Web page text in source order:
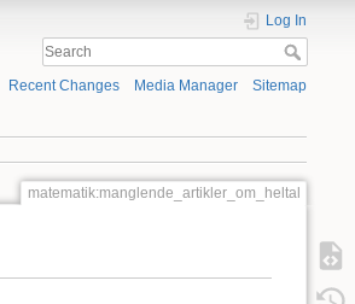
Log In
Recent Changes Media Manager Sitemap
matematik:manglende_artikler_om_heltal